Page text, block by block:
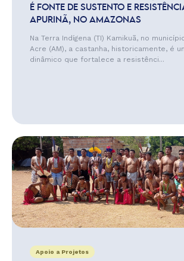
É FONTE DE SUSTENTO E
APURINÃ, NO AMAZONAS
Na Terra Indígena (TI) Kamikuã, no
Acre (AM), a castanha, historicamente, é
dinâmico que fortalece a resistênci...
Apoio a Projetos